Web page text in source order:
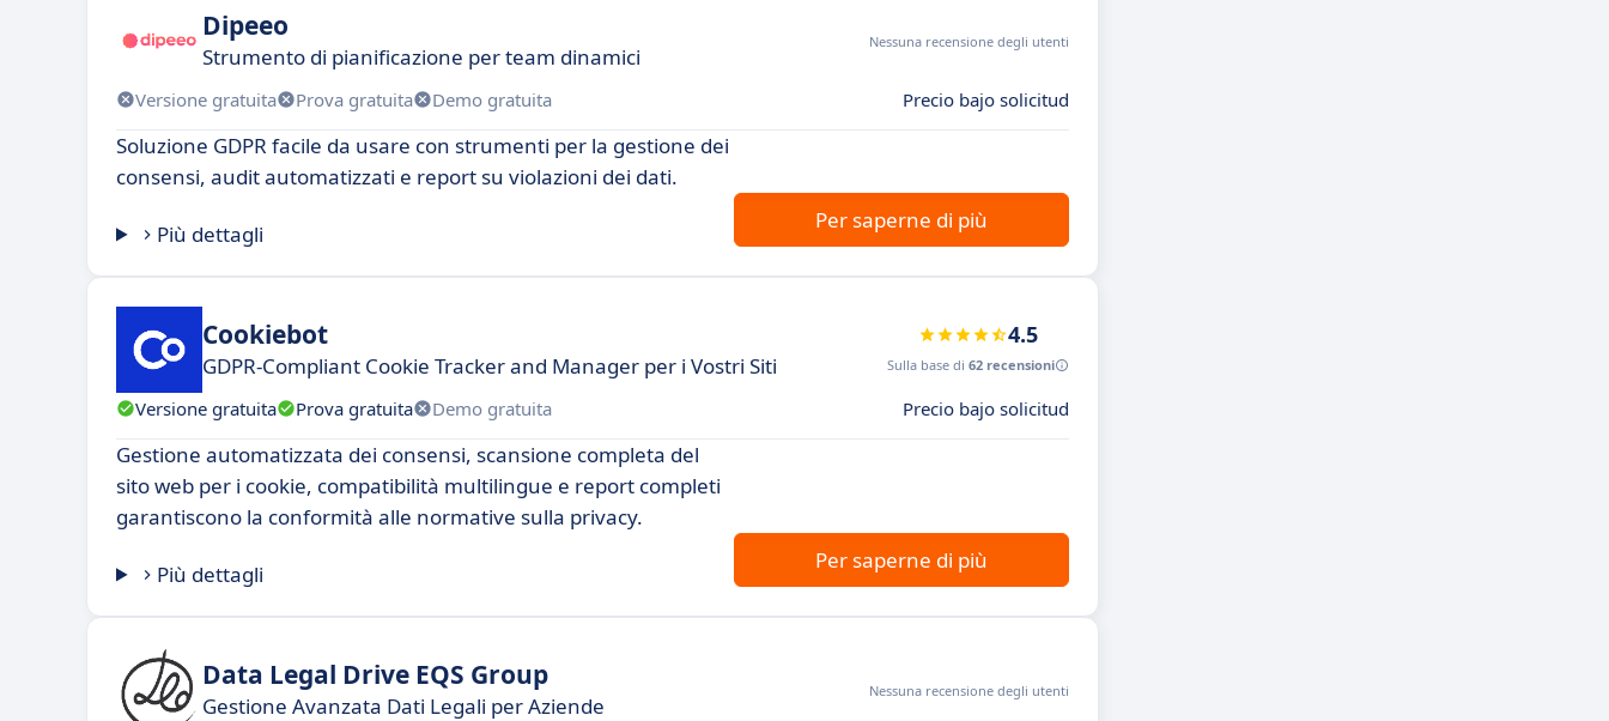
Dipeeo
Strumento di pianificazione per team dinamici
Nessuna recensione degli utenti
Versione gratuita Prova gratuita Demo gratuita Precio bajo solicitud
Soluzione GDPR facile da usare con strumenti per la gestione dei
consensi, audit automatizzati e report su violazioni dei dati.
Più dettagli
Per saperne di più
Cookiebot
GDPR-Compliant Cookie Tracker and Manager per i Vostri Siti
4.5
Sulla base di 62 recensioni
Versione gratuita Prova gratuita Demo gratuita Precio bajo solicitud
Gestione automatizzata dei consensi, scansione completa del
sito web per i cookie, compatibilità multilingue e report completi
garantiscono la conformità alle normative sulla privacy.
Più dettagli
Per saperne di più
Data Legal Drive EQS Group
Gestione Avanzata Dati Legali per Aziende
Nessuna recensione degli utenti